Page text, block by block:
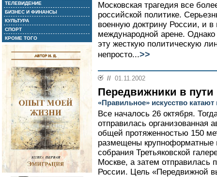
ТЕЛЕВИДЕНИЕ
БИЗНЕС И ФИНАНСЫ
КУЛЬТУРА
СПОРТ
КРОМЕ ТОГО
Московская трагедия все
российской политике.
военную доктрину России, и
международной арене.
эту жесткую политическую
непросто...>>
// 01.11.2002
Передвижники в пути
«Правильное» искусство катают
Все началось 26 октября.
отправилась организованная
общей протяженностью 150
размещены крупноформатные
собрания Третьяковской
Москве, а затем отправилась
России. Цель «Передвижной